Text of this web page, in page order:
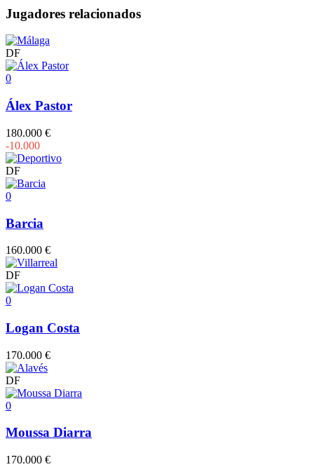
Jugadores relacionados
DF
0
Álex Pastor
180.000 €
-10.000
DF
0
Barcia
160.000 €
DF
0
Logan Costa
170.000 €
DF
0
Moussa Diarra
170.000 €